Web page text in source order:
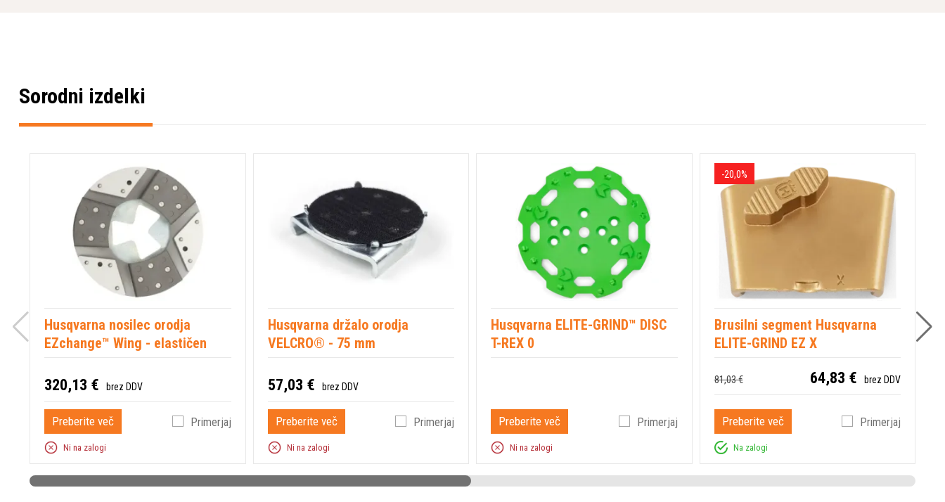
času, kar pomeni večjo produktivnost in donosnost vaših projektov.
Sorodni izdelki
Husqvarna nosilec orodja
EZchange™ Wing - elastičen
320,13 € brez DDV
Preberite več Primerjaj
Ni na zalogi
Husqvarna držalo orodja
VELCRO® - 75 mm
57,03 € brez DDV
Preberite več Primerjaj
Ni na zalogi
Husqvarna ELITE-GRIND™ DISC
T-REX 0
Preberite več Primerjaj
Ni na zalogi
-20,0%
Brusilni segment Husqvarna
ELITE-GRIND EZ X
81,03 € 64,83 € brez DDV
Preberite več Primerjaj
Na zalogi